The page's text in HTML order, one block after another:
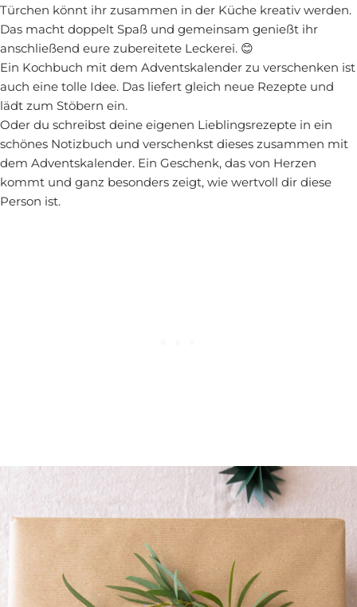
Türchen könnt ihr zusammen in der Küche kreativ werden.
Das macht doppelt Spaß und gemeinsam genießt ihr
anschließend eure zubereitete Leckerei. 😊
Ein Kochbuch mit dem Adventskalender zu verschenken ist
auch eine tolle Idee. Das liefert gleich neue Rezepte und
lädt zum Stöbern ein.
Oder du schreibst deine eigenen Lieblingsrezepte in ein
schönes Notizbuch und verschenkst dieses zusammen mit
dem Adventskalender. Ein Geschenk, das von Herzen
kommt und ganz besonders zeigt, wie wertvoll dir diese
Person ist.